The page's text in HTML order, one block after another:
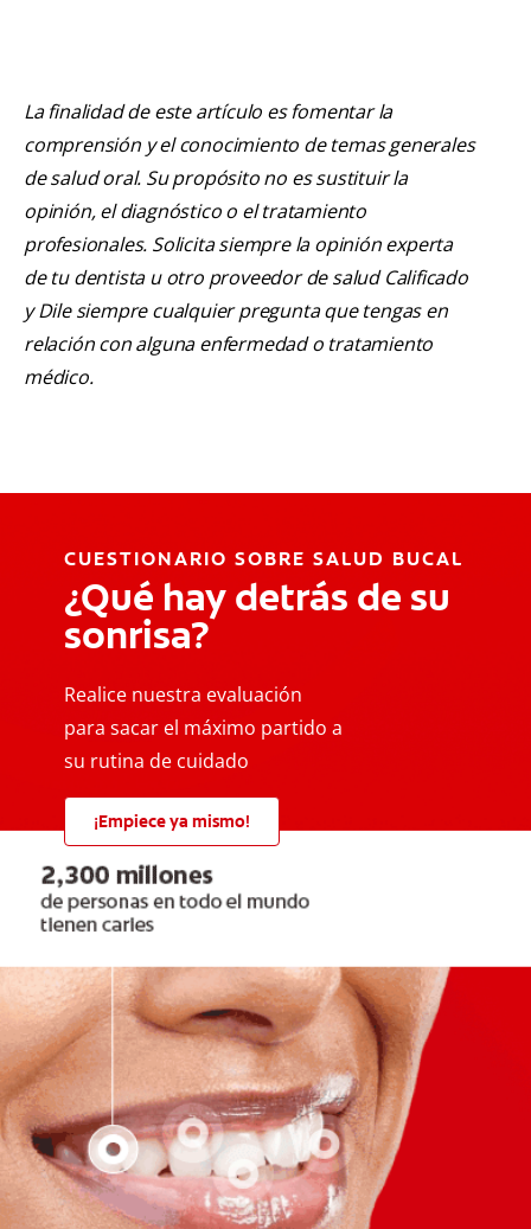
La finalidad de este artículo es fomentar la
comprensión y el conocimiento de temas generales
de salud oral. Su propósito no es sustituir la
opinión, el diagnóstico o el tratamiento
profesionales. Solicita siempre la opinión experta
de tu dentista u otro proveedor de salud Calificado
y Dile siempre cualquier pregunta que tengas en
relación con alguna enfermedad o tratamiento
médico.
CUESTIONARIO SOBRE SALUD BUCAL
¿Qué hay detrás de su
sonrisa?
Realice nuestra evaluación
para sacar el máximo partido a
su rutina de cuidado
¡Empiece ya mismo!